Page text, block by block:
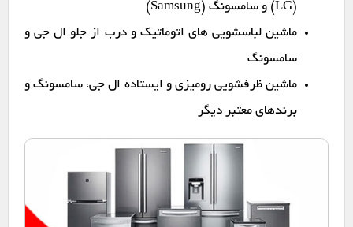
(LG) و سامسونگ (Samsung)
ماشین لباسشویی های اتوماتیک و درب از جلو ال جی و
سامسونگ
ماشین ظرفشویی رومیزی و ایستاده ال جی، سامسونگ و
برندهای معتبر دیگر